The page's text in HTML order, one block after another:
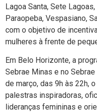
Lagoa Santa, Sete
Paraopeba, Vespasiano,
com o objetivo de
mulheres à frente de
Em Belo Horizonte, a
Sebrae Minas e no
de março, das 9h às 22h,
palestras inspiradoras,
lideranças femininas e